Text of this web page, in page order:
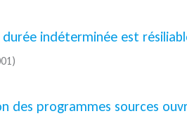
durée indéterminée est
des programmes sources